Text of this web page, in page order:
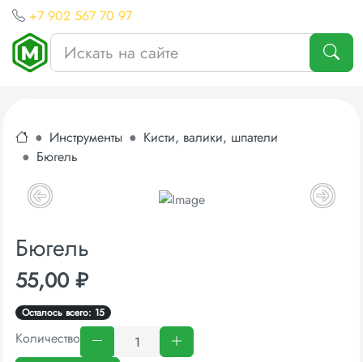
+7 902 567 70 97
Инструменты
Кисти, валики, шпатели
Бюгель
Бюгель
55,00 ₽
Осталось всего: 15
Количество